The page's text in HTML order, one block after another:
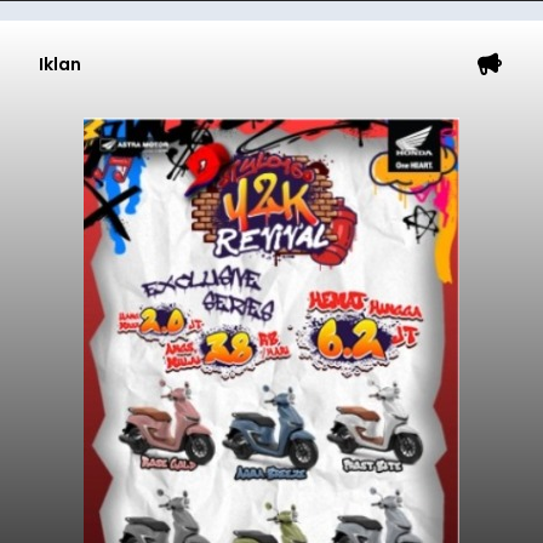
Kunjungan Kapal Pesiar di
Pelabuhan Celukan Bawang
Tumbuh 25 Persen
balitribune.coo.id I Singaraja - PT Pelabuhan
Indonesia (Persero) atau Pelindo Cabang
Celukan Bawang mencatat kinerja operasional
yang positif hingga Juli 2026. Peningkatan terlihat
dari arus kapal yang mencapai 1,48 juta Gross
Tonnage (GT), atau tumbuh 12,4 persen
dibandingkan periode yang sama tahun lalu
Buleleng